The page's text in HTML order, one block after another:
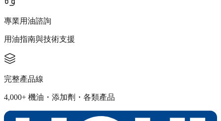
專業用油諮詢
用油指南與技術支援
完整產品線
4,000+ 機油・添加劑・各類產品